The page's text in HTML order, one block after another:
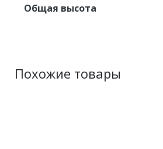
Общая высота
Похожие товары